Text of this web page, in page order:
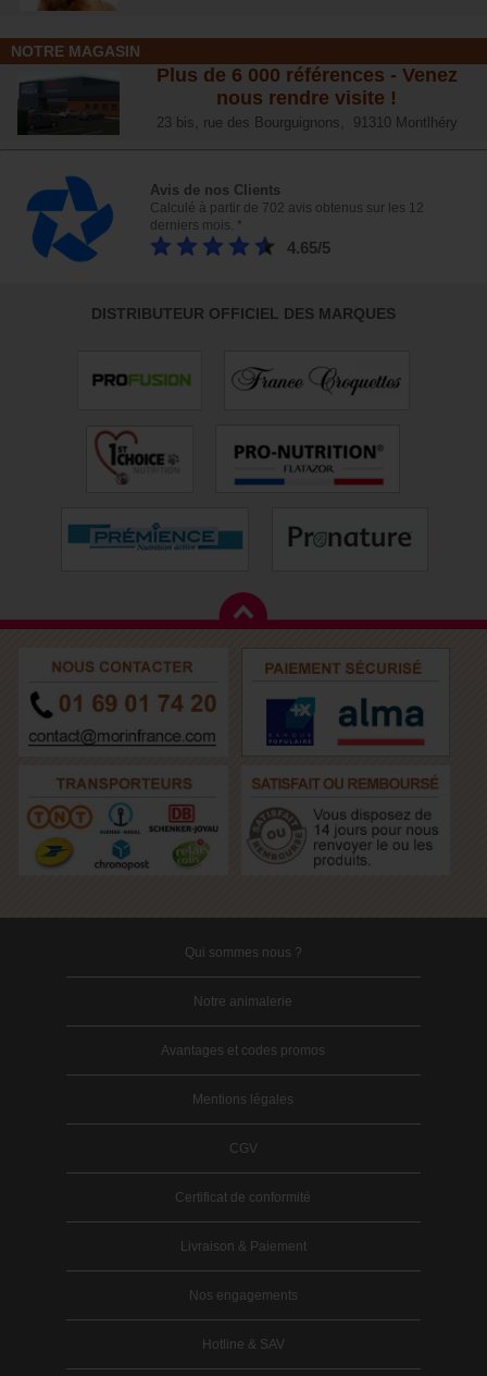
NOTRE MAGASIN
Plus de 6 000 références - Venez
nous rendre visite !
23 bis, rue des Bourguignons, 91310 Montlhéry
Avis de nos Clients
Calculé à partir de 702 avis obtenus sur les 12
derniers mois. *
4.65/5
DISTRIBUTEUR OFFICIEL DES MARQUES
Qui sommes nous ?
Notre animalerie
Avantages et codes promos
Mentions légales
CGV
Certificat de conformité
Livraison & Paiement
Nos engagements
Hotline & SAV